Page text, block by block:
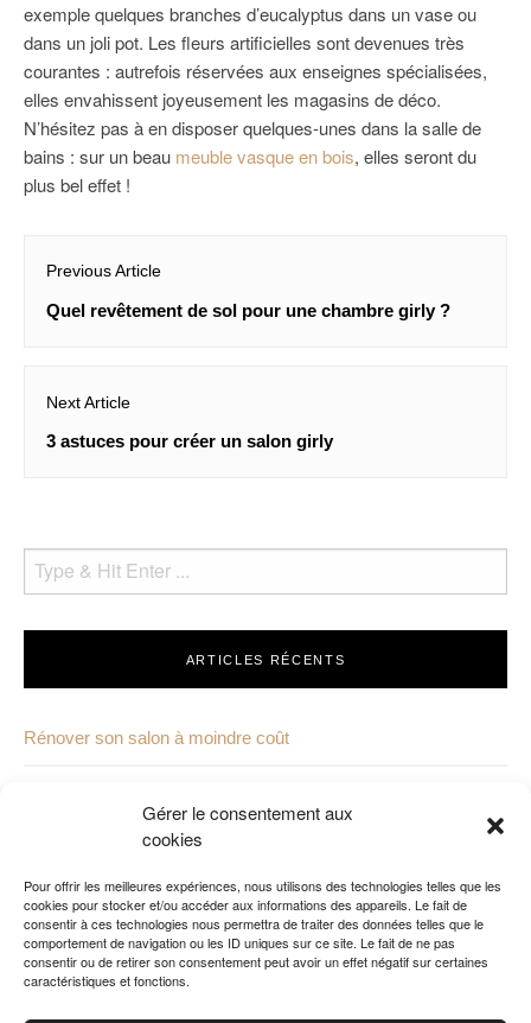
Gérer le consentement aux
cookies
Pour offrir les meilleures expériences, nous utilisons des technologies telles que les
cookies pour stocker et/ou accéder aux informations des appareils. Le fait de
consentir à ces technologies nous permettra de traiter des données telles que le
comportement de navigation ou les ID uniques sur ce site. Le fait de ne pas
consentir ou de retirer son consentement peut avoir un effet négatif sur certaines
caractéristiques et fonctions.
exemple quelques branches d’eucalyptus dans un vase ou
dans un joli pot. Les fleurs artificielles sont devenues très
courantes : autrefois réservées aux enseignes spécialisées,
elles envahissent joyeusement les magasins de déco.
N’hésitez pas à en disposer quelques-unes dans la salle de
bains : sur un beau meuble vasque en bois, elles seront du
plus bel effet !
de
l’article
Previous Article
Previous
Quel revêtement de sol pour une chambre girly ?
Next Article
Next
3 astuces pour créer un salon girly
ARTICLES RÉCENTS
Rénover son salon à moindre coût
Pourquoi choisir une porte d’entrée qui illumine votre espace ?
Comment décorer une salle de bain pour enfants ?
Comment organiser un déménagement avec des objets
fragiles et précieux ?